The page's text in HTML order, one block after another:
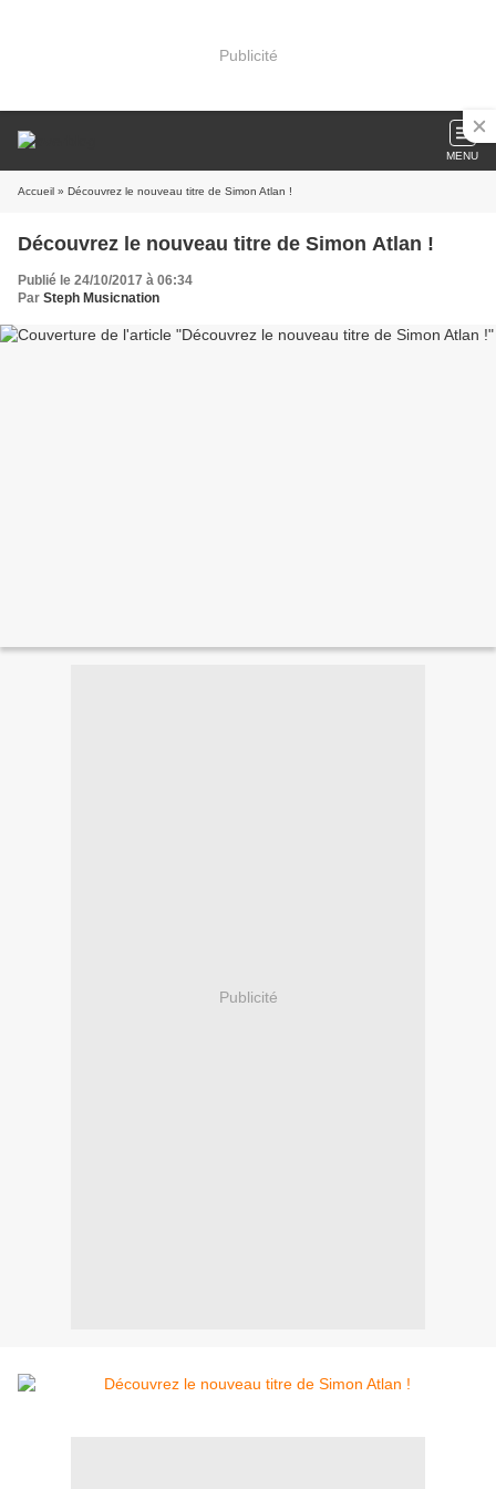
Publicité
MENU
Accueil » Découvrez le nouveau titre de Simon Atlan !
Découvrez le nouveau titre de Simon Atlan !
Publié le 24/10/2017 à 06:34
Par Steph Musicnation
Publicité